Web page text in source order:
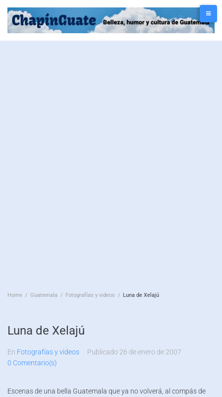
Home / Guatemala / Fotografías y videos / Luna de Xelajú
Luna de Xelajú
En Fotografías y videos Publicado 26 de enero de 2007
0 Comentario(s)
Escenas de una bella Guatemala que ya no volverá, al compás de